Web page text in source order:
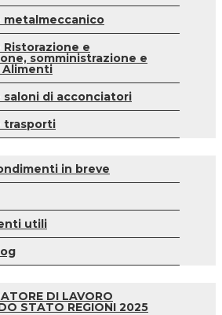
metalmeccanico
e
somministrazione e
di acconciatori
trasporti
in breve
utili
DI LAVORO
STATO REGIONI 2025